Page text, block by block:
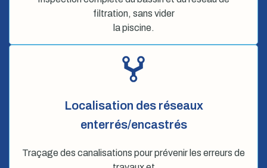
filtration, sans vider
la piscine.
Localisation des réseaux
enterrés/encastrés
Traçage des canalisations pour prévenir les erreurs de